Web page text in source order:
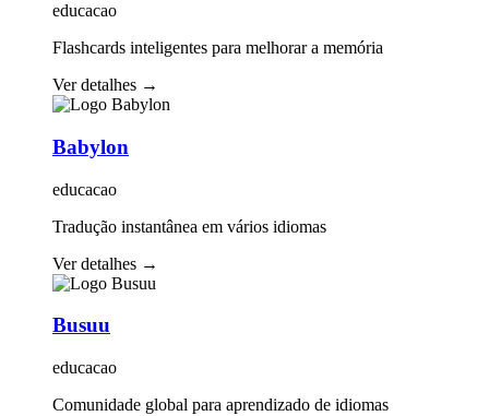
educacao
Flashcards inteligentes para melhorar a memória
Ver detalhes →
Babylon
educacao
Tradução instantânea em vários idiomas
Ver detalhes →
Busuu
educacao
Comunidade global para aprendizado de idiomas